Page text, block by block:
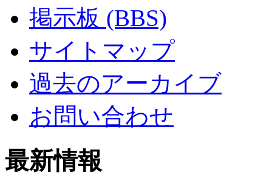
掲示板 (BBS)
サイトマップ
過去のアーカイブ
お問い合わせ
最新情報